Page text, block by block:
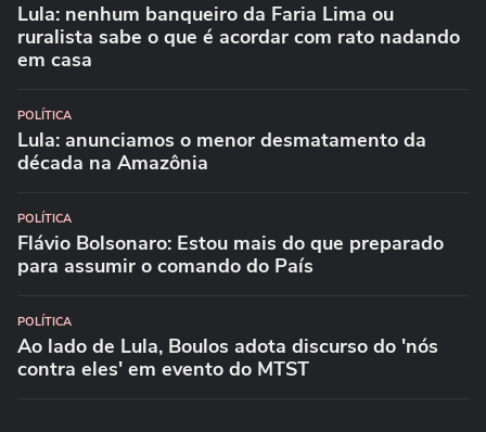
Lula: nenhum banqueiro da Faria Lima ou
ruralista sabe o que é acordar com rato nadando
em casa
POLÍTICA
Lula: anunciamos o menor desmatamento da
década na Amazônia
POLÍTICA
Flávio Bolsonaro: Estou mais do que preparado
para assumir o comando do País
POLÍTICA
Ao lado de Lula, Boulos adota discurso do 'nós
contra eles' em evento do MTST